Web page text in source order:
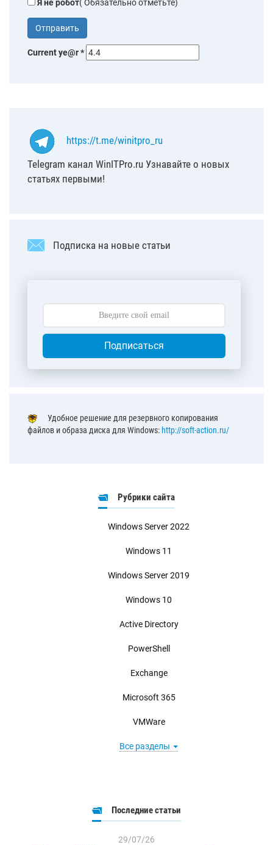
Я не робот( Обязательно отметьте)
Current ye@r*
https://t.me/winitpro_ru
Telegram канал WinITPro.ru Узнавайте о новых
статьях первыми!
Подписка на новые статьи
Подписаться
Удобное решение для резервного копирования
файлов и образа диска для Windows: http://soft-action.ru/
Рубрики сайта
Windows Server 2022
Windows 11
Windows Server 2019
Windows 10
Active Directory
PowerShell
Exchange
Microsoft 365
VMWare
Все разделы
Последние статьи
29/07/26